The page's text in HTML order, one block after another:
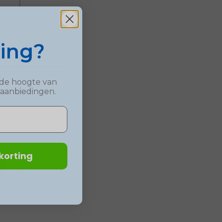
hoogte van